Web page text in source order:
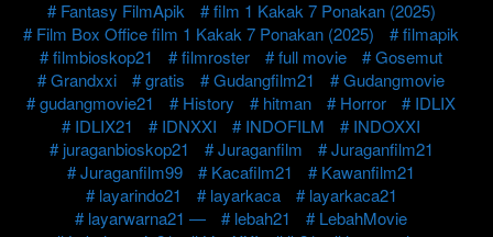
Fantasy FilmApik
film 1 Kakak 7 Ponakan (2025)
Film Box Office film 1 Kakak 7 Ponakan (2025)
filmapik
filmbioskop21
filmroster full movie
Gosemut
Grandxxi
gratis Gudangfilm21
Gudangmovie
gudangmovie21
History hitman Horror
IDLIX
IDLIX21
IDNXXI INDOFILM
INDOXXI
juraganbioskop21
Juraganfilm
Juraganfilm21
Juraganfilm99
Kacafilm21
Kawanfilm21
layarindo21
layarkaca
layarkaca21
layarwarna21 —
lebah21
LebahMovie